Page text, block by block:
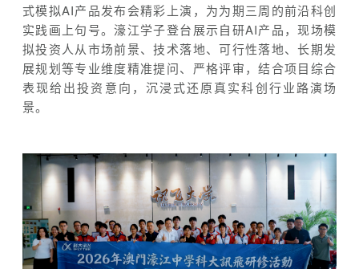
式模拟AI产品发布会精彩上演，为为期三周的前沿科创
实践画上句号。濠江学子登台展示自研AI产品，现场模
拟投资人从市场前景、技术落地、可行性落地、长期发
展规划等专业维度精准提问、严格评审，结合项目综合
表现给出投资意向，沉浸式还原真实科创行业路演场
景。